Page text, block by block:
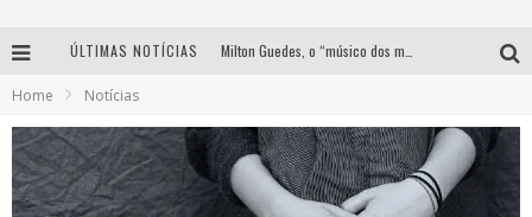
ÚLTIMAS NOTÍCIAS
Instituto Cervantes apresenta recital do alaudista mexicano Francisco Gil na série Segunda Musical
Home Notícias